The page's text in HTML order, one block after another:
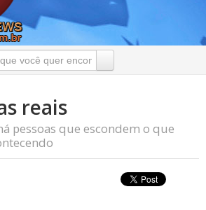
reais
pessoas que escondem o que